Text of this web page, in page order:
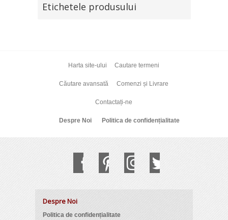
Etichetele produsului
Harta site-ului Cautare termeni
Căutare avansată Comenzi și Livrare
Contactați-ne
Despre Noi Politica de confidențialitate
Despre Noi
Politica de confidențialitate